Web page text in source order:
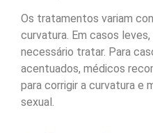
Os tratamentos variam
curvatura. Em casos
necessário tratar. Para
acentuados, médicos
para corrigir a curvatura e
sexual.